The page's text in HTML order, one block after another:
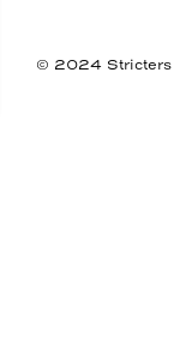
© 2024 Stricters